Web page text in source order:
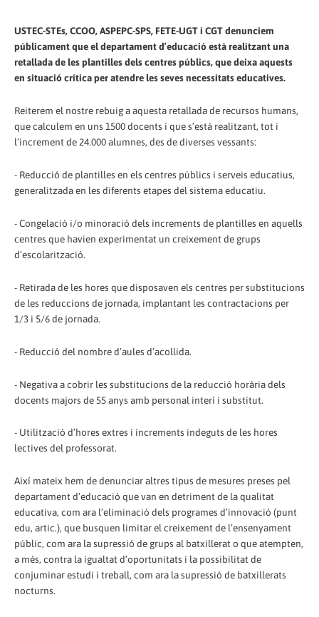
USTEC-STEs, CCOO, ASPEPC-SPS, FETE-UGT i CGT denunciem
públicament que el departament d’educació està realitzant una
retallada de les plantilles dels centres públics, que deixa aquests
en situació crítica per atendre les seves necessitats educatives.
Reiterem el nostre rebuig a aquesta retallada de recursos humans,
que calculem en uns 1500 docents i que s’està realitzant, tot i
l’increment de 24.000 alumnes, des de diverses vessants:
- Reducció de plantilles en els centres públics i serveis educatius,
generalitzada en les diferents etapes del sistema educatiu.
- Congelació i/o minoració dels increments de plantilles en aquells
centres que havien experimentat un creixement de grups
d’escolarització.
- Retirada de les hores que disposaven els centres per substitucions
de les reduccions de jornada, implantant les contractacions per
1/3 i 5/6 de jornada.
- Reducció del nombre d’aules d’acollida.
- Negativa a cobrir les substitucions de la reducció horària dels
docents majors de 55 anys amb personal interí i substitut.
- Utilització d’hores extres i increments indeguts de les hores
lectives del professorat.
Així mateix hem de denunciar altres tipus de mesures preses pel
departament d’educació que van en detriment de la qualitat
educativa, com ara l’eliminació dels programes d’innovació (punt
edu, artic.), que busquen limitar el creixement de l’ensenyament
públic, com ara la supressió de grups al batxillerat o que atempten,
a més, contra la igualtat d’oportunitats i la possibilitat de
conjuminar estudi i treball, com ara la supressió de batxillerats
nocturns.